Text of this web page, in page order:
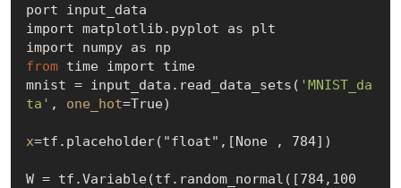
port input_data
import matplotlib.pyplot as plt
from time import time
mnist = input_data.read_data_sets( 'MNIST_da
ta' , one_hot=True)
x=tf.placeholder("float",[None , 784])
W = tf.Variable(tf.random_normal([784,100